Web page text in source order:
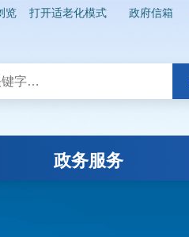
览 打开适老化模式 政府信箱
政务服务